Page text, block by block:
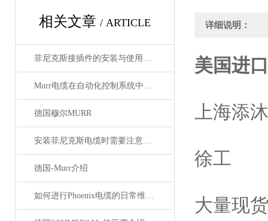
相关文章 / ARTICLE
菲尼克斯接插件的安装与使用技巧
Murr电缆在自动化控制系统中的应用
德国穆尔MURR
安装菲尼克斯电缆时需要注意哪些事项？
德国-Murr介绍
如何进行Phoenix电缆的日常维护和保养？
详细说明：
美国进
上海添
徐工
大量现